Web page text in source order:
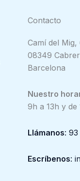
Contacto
Camí del Mig,
08349
Barcelona
Nuestro
9h a 13h y de
Llámanos:
Escríbenos: